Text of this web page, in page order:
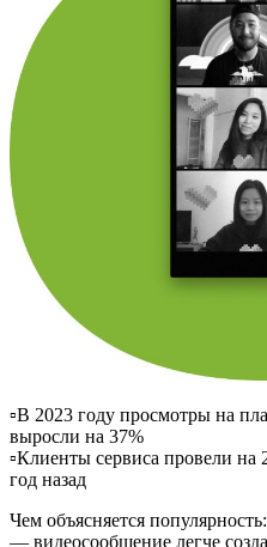
▫️В 2023 году просмотры на
выросли на 37%
▫️Клиенты сервиса провели
год назад
Чем объясняется популярность:
— видеосообщение легче